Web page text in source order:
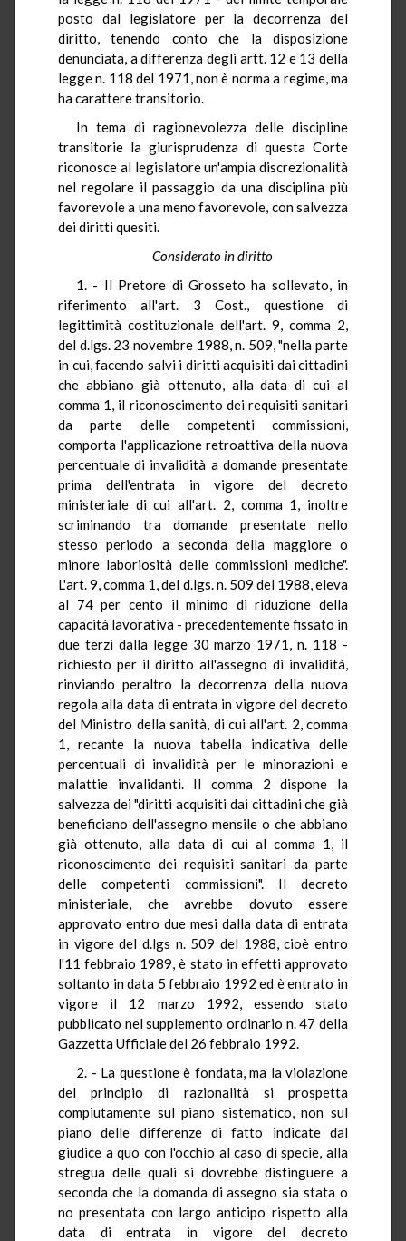
posto dal legislatore per la decorrenza del
diritto, tenendo conto che la disposizione
denunciata, a differenza degli artt. 12 e 13 della
legge n. 118 del 1971, non è norma a regime, ma
ha carattere transitorio.
In tema di ragionevolezza delle discipline
transitorie la giurisprudenza di questa Corte
riconosce al legislatore un'ampia discrezionalità
nel regolare il passaggio da una disciplina più
favorevole a una meno favorevole, con salvezza
dei diritti quesiti.
Considerato in diritto
1. - Il Pretore di Grosseto ha sollevato, in
riferimento all'art. 3 Cost., questione di
legittimità costituzionale dell'art. 9, comma 2,
del d.lgs. 23 novembre 1988, n. 509, "nella parte
in cui, facendo salvi i diritti acquisiti dai cittadini
che abbiano già ottenuto, alla data di cui al
comma 1, il riconoscimento dei requisiti sanitari
da parte delle competenti commissioni,
comporta l'applicazione retroattiva della nuova
percentuale di invalidità a domande presentate
prima dell'entrata in vigore del decreto
ministeriale di cui all'art. 2, comma 1, inoltre
scriminando tra domande presentate nello
stesso periodo a seconda della maggiore o
minore laboriosità delle commissioni mediche".
L'art. 9, comma 1, del d.lgs. n. 509 del 1988, eleva
al 74 per cento il minimo di riduzione della
capacità lavorativa - precedentemente fissato in
due terzi dalla legge 30 marzo 1971, n. 118 -
richiesto per il diritto all'assegno di invalidità,
rinviando peraltro la decorrenza della nuova
regola alla data di entrata in vigore del decreto
del Ministro della sanità, di cui all'art. 2, comma
1, recante la nuova tabella indicativa delle
percentuali di invalidità per le minorazioni e
malattie invalidanti. Il comma 2 dispone la
salvezza dei "diritti acquisiti dai cittadini che già
beneficiano dell'assegno mensile o che abbiano
già ottenuto, alla data di cui al comma 1, il
riconoscimento dei requisiti sanitari da parte
delle competenti commissioni". Il decreto
ministeriale, che avrebbe dovuto essere
approvato entro due mesi dalla data di entrata
in vigore del d.lgs n. 509 del 1988, cioè entro
l'11 febbraio 1989, è stato in effetti approvato
soltanto in data 5 febbraio 1992 ed è entrato in
vigore il 12 marzo 1992, essendo stato
pubblicato nel supplemento ordinario n. 47 della
Gazzetta Ufficiale del 26 febbraio 1992.
2. - La questione è fondata, ma la violazione
del principio di razionalità si prospetta
compiutamente sul piano sistematico, non sul
piano delle differenze di fatto indicate dal
giudice a quo con l'occhio al caso di specie, alla
stregua delle quali si dovrebbe distinguere a
seconda che la domanda di assegno sia stata o
no presentata con largo anticipo rispetto alla
data di entrata in vigore del decreto